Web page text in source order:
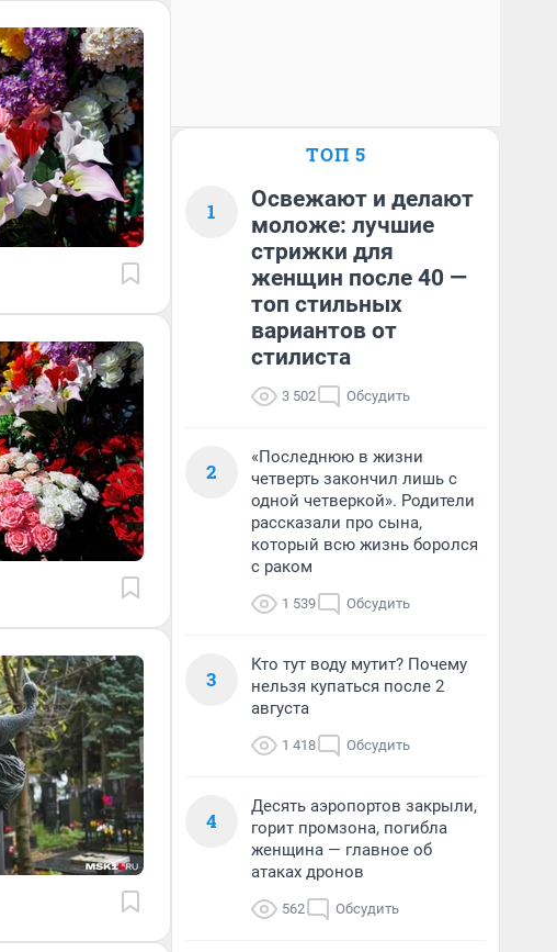
ТОП 5
1
Освежают и делают
моложе: лучшие
стрижки для
женщин после 40 —
топ стильных
вариантов от
стилиста
3 502 Обсудить
2
«Последнюю в жизни
четверть закончил лишь с
одной четверкой». Родители
рассказали про сына,
который всю жизнь боролся
с раком
1 539 Обсудить
3
Кто тут воду мутит? Почему
нельзя купаться после 2
августа
1 418 Обсудить
4
Десять аэропортов закрыли,
горит промзона, погибла
женщина — главное об
атаках дронов
562 Обсудить